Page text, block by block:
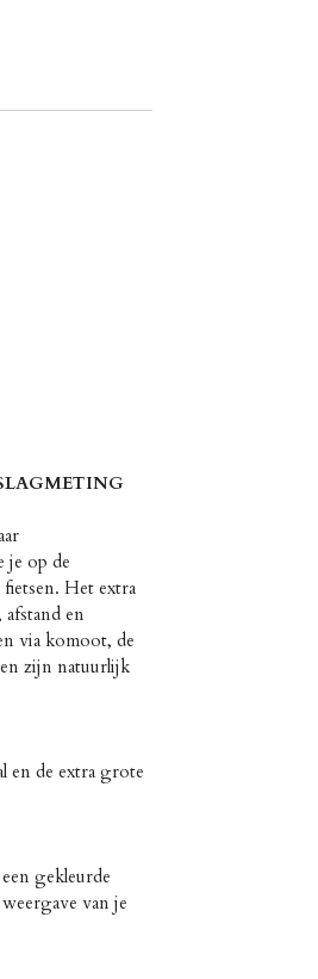
je op de
Het extra
en
via komoot, de
zijn natuurlijk
en de extra grote
gekleurde
van je